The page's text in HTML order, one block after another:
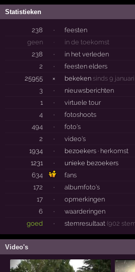
Statistieken
238 ·
feesten
geen
·
in de toekomst
238
·
in het verleden
2
·
feesten elders
25955
× bekeken sinds 9
3
·
nieuwsberichten
1
·
virtuele tour
4
·
fotoshoots
494
·
foto's
2
·
video's
1934
· bezoekers · herkomst
1231
·
unieke bezoekers
634
fans
172
·
albumfoto's
17
·
opmerkingen
6
·
waarderingen
goed
· stemresultaat (902
Video's